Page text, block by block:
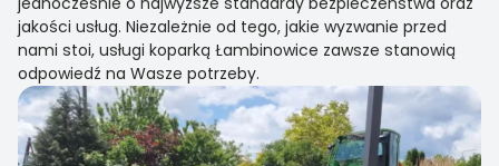
jakości usług. Niezależnie od tego, jakie wyzwanie przed
nami stoi, usługi koparką Łambinowice zawsze stanowią
odpowiedź na Wasze potrzeby.